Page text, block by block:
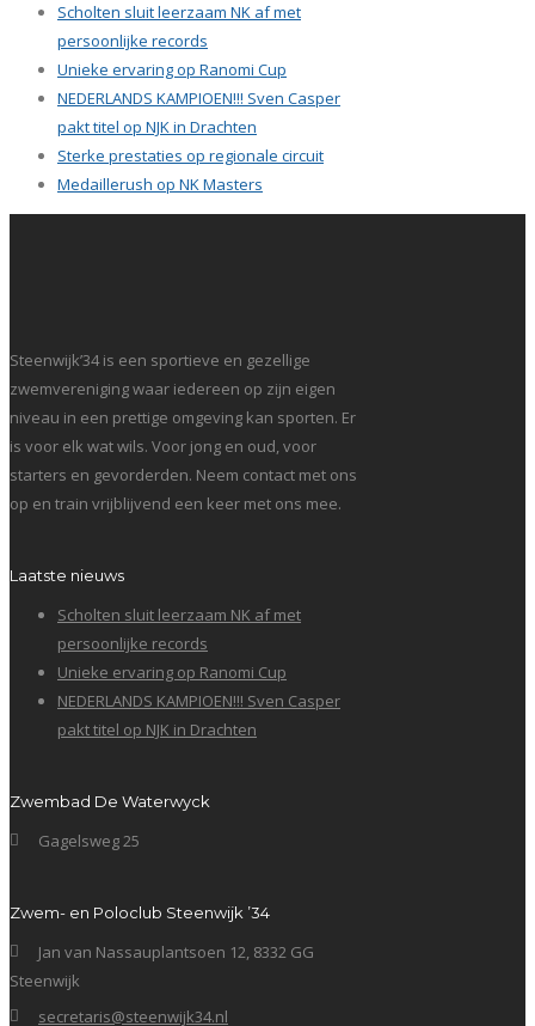
Scholten sluit leerzaam NK af met
persoonlijke records
Unieke ervaring op Ranomi Cup
NEDERLANDS KAMPIOEN!!! Sven Casper
pakt titel op NJK in Drachten
Sterke prestaties op regionale circuit
Medaillerush op NK Masters
Steenwijk’34 is een sportieve en gezellige
zwemvereniging waar iedereen op zijn eigen
niveau in een prettige omgeving kan sporten. Er
is voor elk wat wils. Voor jong en oud, voor
starters en gevorderden. Neem contact met ons
op en train vrijblijvend een keer met ons mee.
Laatste nieuws
Scholten sluit leerzaam NK af met
persoonlijke records
Unieke ervaring op Ranomi Cup
NEDERLANDS KAMPIOEN!!! Sven Casper
pakt titel op NJK in Drachten
Zwembad De Waterwyck
Gagelsweg 25
Zwem- en Poloclub Steenwijk ’34
Jan van Nassauplantsoen 12, 8332 GG
Steenwijk
secretaris@steenwijk34.nl